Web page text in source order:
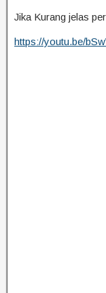
Jika Kurang jelas
https://youtu.be/